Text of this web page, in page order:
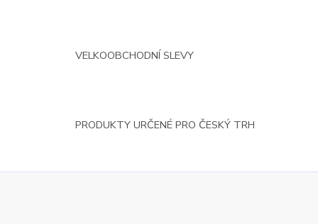
VELKOOBCHODNÍ SLEVY
PRODUKTY URČENÉ PRO ČESKÝ TRH